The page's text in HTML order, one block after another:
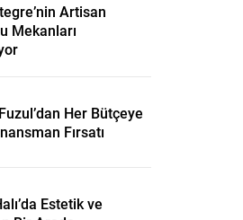
Artisan
Mekanları
Her Bütçeye
Fırsatı
Estetik ve